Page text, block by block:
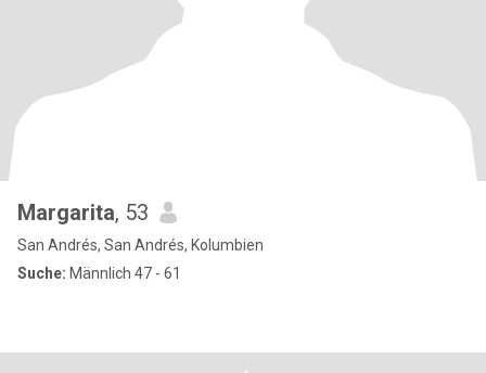
Margarita, 53
San Andrés, San Andrés, Kolumbien
Suche: Männlich 47 - 61